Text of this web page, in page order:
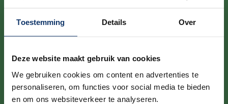
Toestemming Details Over
Deze website maakt gebruik van cookies
We gebruiken cookies om content en advertenties te
personaliseren, om functies voor social media te bieden
en om ons websiteverkeer te analyseren.
* Dry Aged
Wie Rotwein verbessert sich Fleisch durch Reifung.
Knochen in einem speziellen Schrank gereift, wodurch
Feuchtigkeit verdunstet und das Muskelfleisch durch
natürliche Enzyme abgebaut wird, was zu einem
konzentrierten Geschmack und einer köstlichen